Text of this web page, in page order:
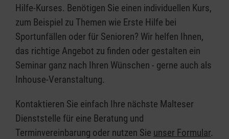
Hilfe-Kurses. Benötigen Sie einen individuellen Kurs,
zum Beispiel zu Themen wie Erste Hilfe bei
Sportunfällen oder für Senioren? Wir helfen Ihnen,
das richtige Angebot zu finden oder gestalten ein
Seminar ganz nach Ihren Wünschen - gerne auch als
Inhouse-Veranstaltung.
Kontaktieren Sie einfach Ihre nächste Malteser
Dienststelle für eine Beratung und
Terminvereinbarung oder nutzen Sie unser Formular.